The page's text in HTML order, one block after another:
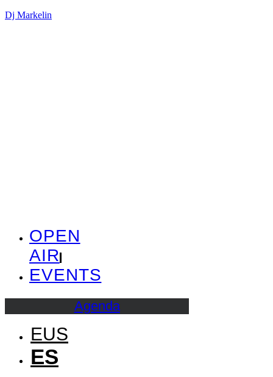
Dj Markelin
OPEN
AIR
EVENTS
Agenda
EUS
ES